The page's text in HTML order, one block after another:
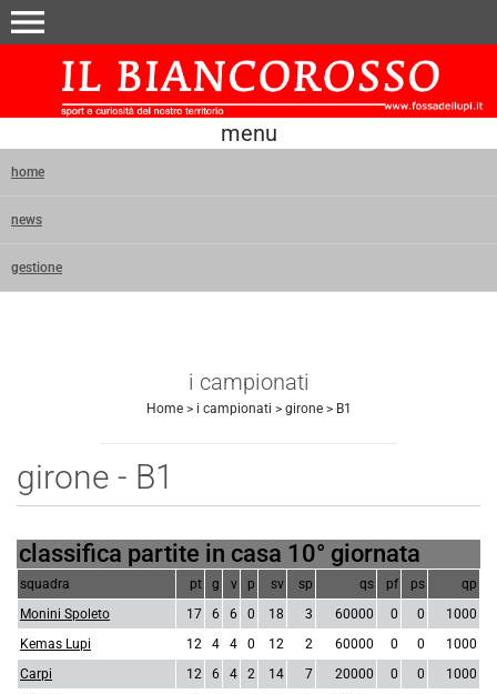
menu
menu
home
news
gestione
i campionati
Home> i campionati > girone> B1
girone - B1
classifica partite in casa 10° giornata
squadra pt g v p sv sp qs pf ps
qp
Monini Spoleto
17 6 6 0 18 3 60000 0 0
1000
Kemas Lupi
12 4 4 0 12 2 60000 0 0
1000
Carpi
12 6 4 2 14 7 20000 0 0
1000